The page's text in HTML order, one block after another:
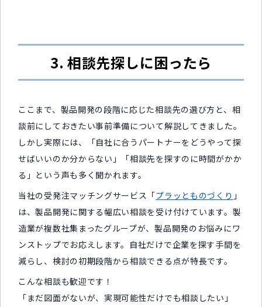
3. 相談先探しに困ったら
ここまで、製品開発の段階に応じた相談先の選び方と、相
談前にしておきたい事前準備について解説してきました。
しかし実際には、「自社に合うパートナーをどうやって探
せばいいのか分からない」「相談先を探すのに時間がかか
る」という声も多く聞かれます。
当社の受発注マッチングサービス「プラッとものづくり 」
は、製品開発に関する幅広い相談を受け付けています。製
造業が複数社集まったグループが、製品開発のお悩みにワ
ンストップでお応えします。自社だけで企業を探す手間を
減らし、検討の初期段階から相談できる点が特長です。
こんな相談も歓迎です！
「まだ図面がないが、実現可能性だけでも相談したい」